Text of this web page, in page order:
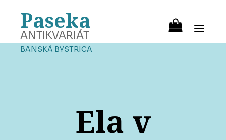
Paseka
ANTIKVARIÁT
BANSKÁ BYSTRICA
Ela v